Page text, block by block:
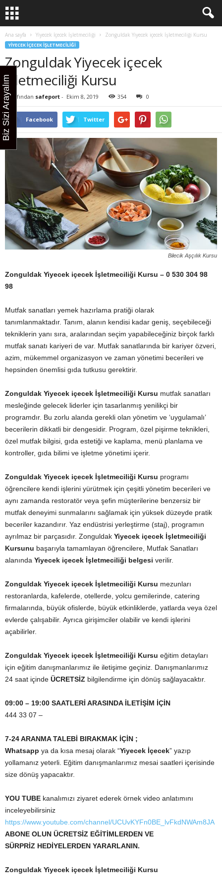
Ana sayfa Yiyecek İçecek İşletmeciliği Zonguldak Yiyecek içecek İşletmeciliği Kursu
YIYECEK İÇECEK İŞLETMECILIĞI
Zonguldak Yiyecek içecek
İşletmeciliği Kursu
Tarafından safeport - Ekim 8, 2019 354 0
Facebook Twitter
Bilecik Aşçılık Kursu
Zonguldak Yiyecek içecek İşletmeciliği Kursu – 0 530 304 98
98
Mutfak sanatları yemek hazırlama pratiği olarak
tanımlanmaktadır. Tanım, alanın kendisi kadar geniş, seçebileceği
tekniklerin yanı sıra, aralarından seçim yapabileceğiniz birçok farklı
mutfak sanatı kariyeri de var. Mutfak sanatlarında bir kariyer özveri,
azim, mükemmel organizasyon ve zaman yönetimi becerileri ve
hepsinden önemlisi gıda tutkusu gerektirir.
Zonguldak Yiyecek içecek İşletmeciliği Kursu mutfak sanatları
mesleğinde gelecek liderler için tasarlanmış yenilikçi bir
programdır. Bu zorlu alanda gerekli olan yönetim ve ‘uygulamalı’
becerilerin dikkatli bir dengesidir. Program, özel pişirme teknikleri,
özel mutfak bilgisi, gıda estetiği ve kaplama, menü planlama ve
kontroller, gıda bilimi ve işletme yönetimi içerir.
Zonguldak Yiyecek içecek İşletmeciliği Kursu programı
öğrencilere kendi işlerini yürütmek için çeşitli yönetim becerileri ve
aynı zamanda restoratör veya şefin müşterilerine benzersiz bir
mutfak deneyimi sunmalarını sağlamak için yüksek düzeyde pratik
beceriler kazandırır. Yaz endüstrisi yerleştirme (staj), programın
ayrılmaz bir parçasıdır. Zonguldak Yiyecek içecek İşletmeciliği
Kursunu başarıyla tamamlayan öğrencilere, Mutfak Sanatları
alanında Yiyecek içecek İşletmeciliği belgesi verilir.
Zonguldak Yiyecek içecek İşletmeciliği Kursu mezunları
restoranlarda, kafelerde, otellerde, yolcu gemilerinde, catering
firmalarında, büyük ofislerde, büyük etkinliklerde, yatlarda veya özel
evlerde çalışabilir. Ayrıca girişimciler olabilir ve kendi işlerini
açabilirler.
Zonguldak Yiyecek içecek İşletmeciliği Kursu eğitim detayları
için eğitim danışmanlarımız ile iletişime geçiniz. Danışmanlarımız
24 saat içinde ÜCRETSİZ bilgilendirme için dönüş sağlayacaktır.
09:00 – 19:00 SAATLERİ ARASINDA İLETİŞİM İÇİN
444 33 07 –
7-24 ARANMA TALEBİ BIRAKMAK İÇİN ;
Whatsapp ya da kısa mesaj olarak “Yiyecek İçecek” yazıp
yollamanız yeterli. Eğitim danışmanlarımız mesai saatleri içerisinde
size dönüş yapacaktır.
YOU TUBE kanalımızı ziyaret ederek örnek video anlatımını
inceleyebilirsiniz
https://www.youtube.com/channel/UCUvKYFn0BE_lvFkdNWAm8JA
ABONE OLUN ÜCRETSİZ EĞİTİMLERDEN VE
SÜRPRİZ HEDİYELERDEN YARARLANIN.
Zonguldak Yiyecek içecek İşletmeciliği Kursu
Biz Sizi Arayalım